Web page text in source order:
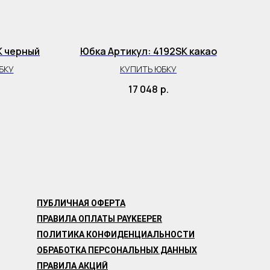
черный Юбка Артикул: 4192SK какао
КУПИТЬ ЮБКУ
17 048 р.
ПУБЛИЧНАЯ ОФЕРТА
ПРАВИЛА ОПЛАТЫ PAYKEEPER
ПОЛИТИКА КОНФИДЕНЦИАЛЬНОСТИ
ОБРАБОТКА ПЕРСОНАЛЬНЫХ ДАННЫХ
ПРАВИЛА АКЦИЙ